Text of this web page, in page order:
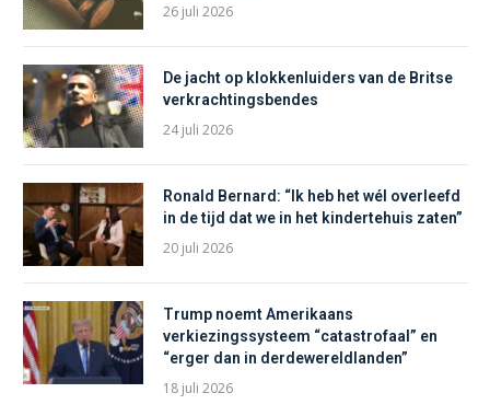
26 juli 2026
De jacht op klokkenluiders van de Britse
verkrachtingsbendes
24 juli 2026
Ronald Bernard: “Ik heb het wél overleefd
in de tijd dat we in het kindertehuis zaten”
20 juli 2026
Trump noemt Amerikaans
verkiezingssysteem “catastrofaal” en
“erger dan in derdewereldlanden”
18 juli 2026